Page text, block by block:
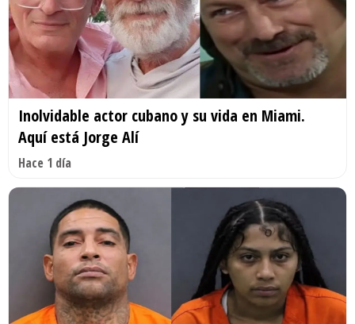
Inolvidable actor cubano y su vida en Miami.
Aquí está Jorge Alí
Hace 1 día